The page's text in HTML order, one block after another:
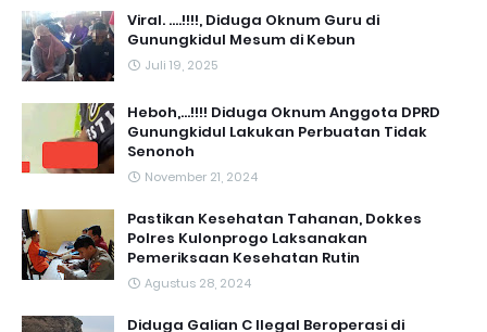
Viral. ....!!!!, Diduga Oknum Guru di
Gunungkidul Mesum di Kebun
Juli 19, 2025
Heboh,...!!!! Diduga Oknum Anggota DPRD
Gunungkidul Lakukan Perbuatan Tidak
Senonoh
November 21, 2024
Pastikan Kesehatan Tahanan, Dokkes
Polres Kulonprogo Laksanakan
Pemeriksaan Kesehatan Rutin
Agustus 28, 2024
Diduga Galian C Ilegal Beroperasi di